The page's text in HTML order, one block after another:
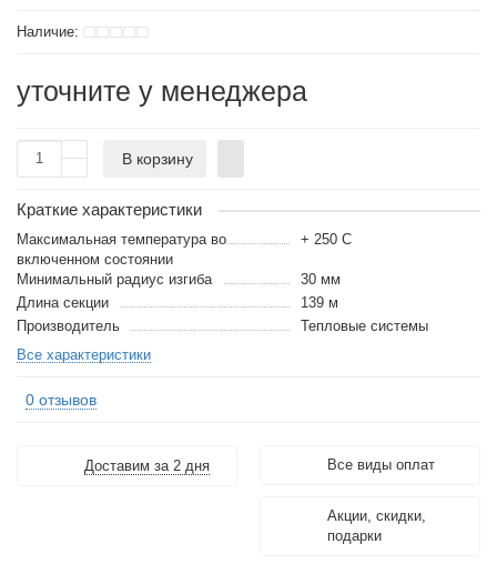
уточните у менеджера
В корзину
Краткие характеристики
Максимальная температура во
включенном состоянии
+ 250 С
Минимальный радиус изгиба
30 мм
Длина секции
139 м
Производитель
Тепловые системы
Все характеристики
0 отзывов
Доставим за 2 дня Все виды оплат
Акции, скидки,
подарки